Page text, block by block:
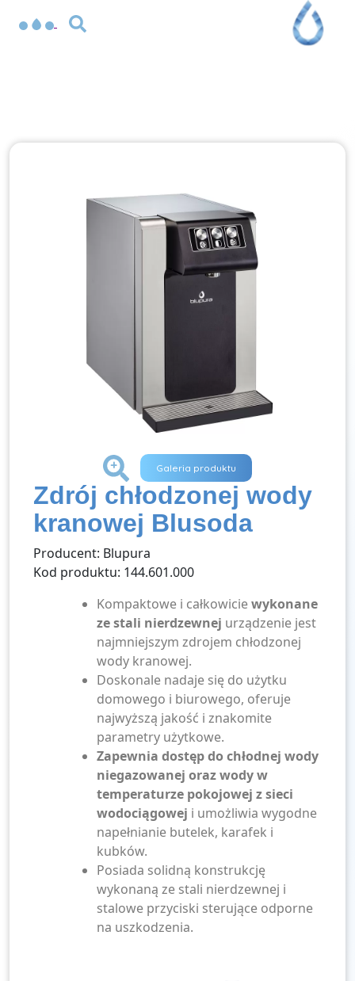
+ Galeria produktu
Zdrój chłodzonej wody
kranowej Blusoda
Producent: Blupura
Kod produktu: 144.601.000
Kompaktowe i całkowiciewykonane
ze stali nierdzewnej urządzenie jest
najmniejszym zdrojem chłodzonej
wody kranowej.
Doskonale nadaje się do użytku
domowego i biurowego, oferuje
najwyższą jakość i znakomite
parametry użytkowe.
Zapewnia dostęp do chłodnej wody
niegazowanej oraz wody w
temperaturze pokojowej z sieci
wodociągowej i umożliwia wygodne
napełnianie butelek, karafek i
kubków.
Posiada solidną konstrukcję
wykonaną ze stali nierdzewnej i
stalowe przyciski sterujące odporne
na uszkodzenia.